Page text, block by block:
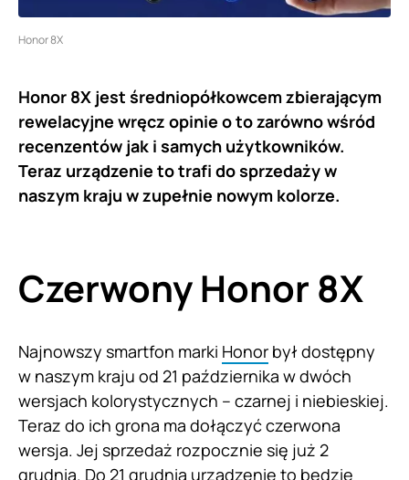
Honor 8X
Honor 8X jest średniopółkowcem zbierającym
rewelacyjne wręcz opinie o to zarówno wśród
recenzentów jak i samych użytkowników.
Teraz urządzenie to trafi do sprzedaży w
naszym kraju w zupełnie nowym kolorze.
Czerwony Honor 8X
Najnowszy smartfon marki Honor był dostępny
w naszym kraju od 21 października w dwóch
wersjach kolorystycznych – czarnej i niebieskiej.
Teraz do ich grona ma dołączyć czerwona
wersja. Jej sprzedaż rozpocznie się już 2
grudnia. Do 21 grudnia urządzenie to będzie